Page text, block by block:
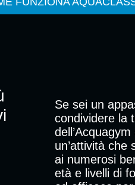
Se sei un
condividere la
un’attività che
ai numerosi
età e livelli di